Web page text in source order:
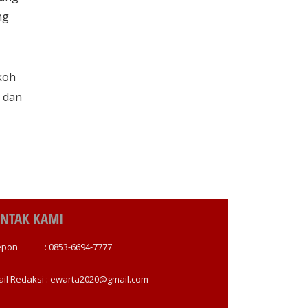
KAMI
: 0853-6694-7777
Redaksi : ewarta2020@gmail.com